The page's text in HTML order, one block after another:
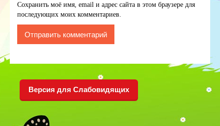
Сохранить моё имя, email и адрес сайта в этом браузере для
последующих моих комментариев.
Версия для Слабовидящих